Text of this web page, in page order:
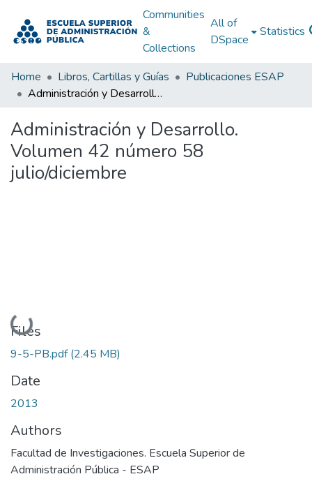
Communities
&
Collections
All of
DSpace
Statistics
Home Libros, Cartillas y Guías
Publicaciones ESAP
Administración y Desarrollo. Volumen 42 número 58 julio/diciembre
Administración y Desarrollo.
Volumen 42 número 58
julio/diciembre
Loading...
Files
9-5-PB.pdf(2.45 MB)
Date
2013
Authors
Facultad de Investigaciones. Escuela Superior de
Administración Pública - ESAP